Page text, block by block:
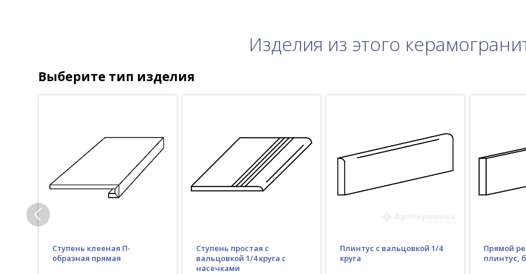
Изделия из этого
Выберите тип изделия
Ступень клееная П-
образная прямая
Ступень простая с
вальцовкой 1/4 круга с
насечками
Плинтус с вальцовкой 1/4
круга
Прямой
плинтус,